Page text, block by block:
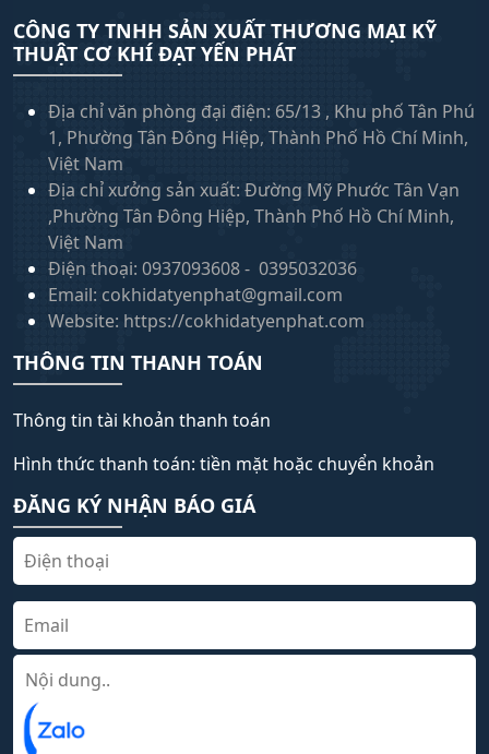
CÔNG TY TNHH SẢN XUẤT THƯƠNG MẠI KỸ
THUẬT CƠ KHÍ ĐẠT YẾN PHÁT
Địa chỉ văn phòng đại điện: 65/13 , Khu phố Tân Phú
1, Phường Tân Đông Hiệp, Thành Phố Hồ Chí Minh,
Việt Nam
Địa chỉ xưởng sản xuất: Đường Mỹ Phước Tân Vạn
,Phường Tân Đông Hiệp, Thành Phố Hồ Chí Minh,
Việt Nam
Điện thoại: 0937093608 - 0395032036
Email: cokhidatyenphat@gmail.com
Website: https://cokhidatyenphat.com
THÔNG TIN THANH TOÁN
Thông tin tài khoản thanh toán
Hình thức thanh toán: tiền mặt hoặc chuyển khoản
ĐĂNG KÝ NHẬN BÁO GIÁ